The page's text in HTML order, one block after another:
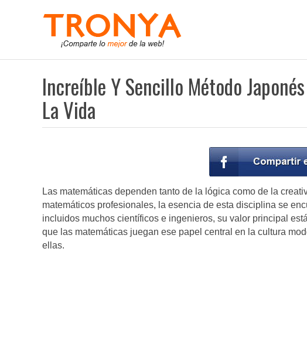
Increíble Y Sencillo Método
La Vida
Las matemáticas dependen tanto de la lógica como de la
matemáticos profesionales, la esencia de esta disciplina se
incluidos muchos científicos e ingenieros, su valor principal
que las matemáticas juegan ese papel central en la cultura
ellas.